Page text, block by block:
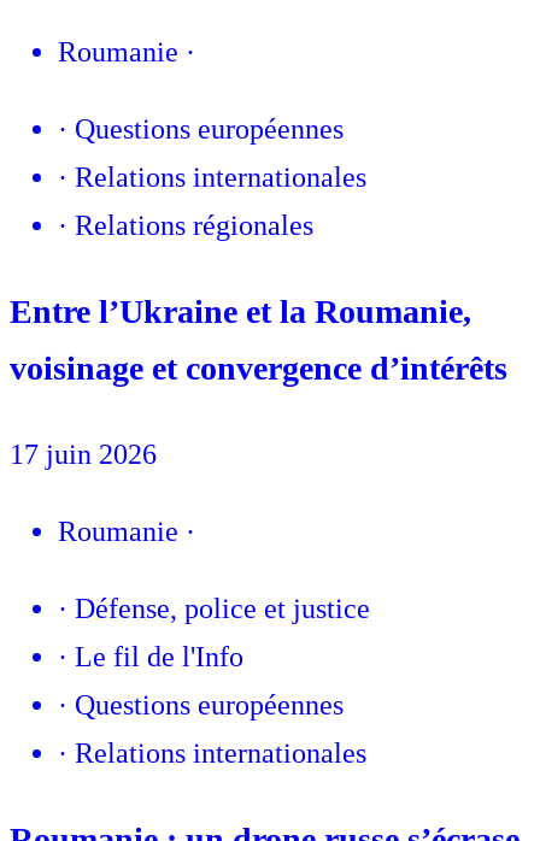
Roumanie ·
· Questions européennes
· Relations internationales
· Relations régionales
Entre l’Ukraine et la Roumanie,
voisinage et convergence d’intérêts
17 juin 2026
Roumanie ·
· Défense, police et justice
· Le fil de l'Info
· Questions européennes
· Relations internationales